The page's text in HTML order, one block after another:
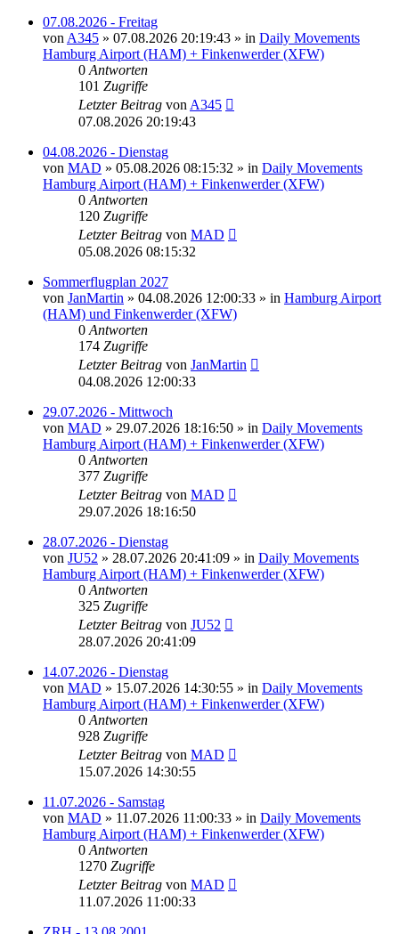
07.08.2026 - Freitag
von A345 » 07.08.2026 20:19:43 » in Daily Movements
Hamburg Airport (HAM) + Finkenwerder (XFW)
0 Antworten
101 Zugriffe
Letzter Beitrag von A345
07.08.2026 20:19:43
04.08.2026 - Dienstag
von MAD » 05.08.2026 08:15:32 » in Daily Movements
Hamburg Airport (HAM) + Finkenwerder (XFW)
0 Antworten
120 Zugriffe
Letzter Beitrag von MAD
05.08.2026 08:15:32
Sommerflugplan 2027
von JanMartin » 04.08.2026 12:00:33 » in Hamburg Airport
(HAM) und Finkenwerder (XFW)
0 Antworten
174 Zugriffe
Letzter Beitrag von JanMartin
04.08.2026 12:00:33
29.07.2026 - Mittwoch
von MAD » 29.07.2026 18:16:50 » in Daily Movements
Hamburg Airport (HAM) + Finkenwerder (XFW)
0 Antworten
377 Zugriffe
Letzter Beitrag von MAD
29.07.2026 18:16:50
28.07.2026 - Dienstag
von JU52 » 28.07.2026 20:41:09 » in Daily Movements
Hamburg Airport (HAM) + Finkenwerder (XFW)
0 Antworten
325 Zugriffe
Letzter Beitrag von JU52
28.07.2026 20:41:09
14.07.2026 - Dienstag
von MAD » 15.07.2026 14:30:55 » in Daily Movements
Hamburg Airport (HAM) + Finkenwerder (XFW)
0 Antworten
928 Zugriffe
Letzter Beitrag von MAD
15.07.2026 14:30:55
11.07.2026 - Samstag
von MAD » 11.07.2026 11:00:33 » in Daily Movements
Hamburg Airport (HAM) + Finkenwerder (XFW)
0 Antworten
1270 Zugriffe
Letzter Beitrag von MAD
11.07.2026 11:00:33